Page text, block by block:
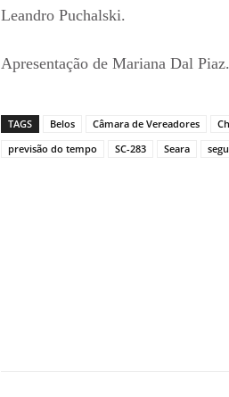
Leandro Puchalski.
Apresentação de Mariana Dal Piaz.
TAGS Belos Câmara de Vereadores
previsão do tempo
SC-283 Seara